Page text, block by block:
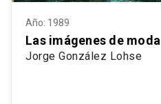
Año: 1989
Las imágenes de moda
Jorge González Lohse